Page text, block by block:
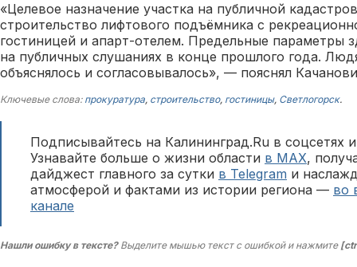
«Целевое назначение участка на публичной
строительство лифтового подъёмника с
гостиницей и апарт-отелем. Предельные параметры
на публичных слушаниях в конце прошлого года.
объяснялось и согласовывалось», — пояснял
Ключевые слова: прокуратура, строительство, гостиницы, Светлогорск.
Подписывайтесь на Калининград.Ru в соцсетях
Узнавайте больше о жизни области в MAX,
дайджест главного за сутки в Telegram и
атмосферой и фактами из истории региона — во
канале
Нашли ошибку в тексте?Выделите мышью текст с ошибкой и нажмите